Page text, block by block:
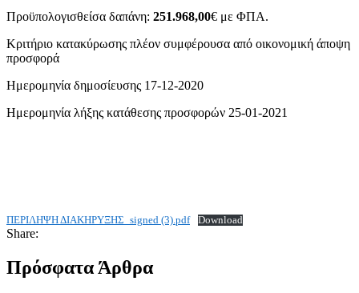
Προϋπολογισθείσα δαπάνη: 251.968,00€ με ΦΠΑ.
Κριτήριο κατακύρωσης πλέον συμφέρουσα από οικονομική άποψη
προσφορά
Ημερομηνία δημοσίευσης 17-12-2020
Ημερομηνία λήξης κατάθεσης προσφορών 25-01-2021
ΠΕΡΙΛΗΨΗ ΔΙΑΚΗΡΥΞΗΣ_signed (3).pdf Download
Share:
Πρόσφατα Άρθρα